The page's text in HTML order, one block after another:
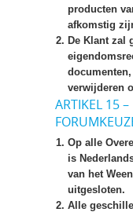
producten
afkomstig
De Klant zal
verwijderen
ARTIKEL 15 –
Op alle
is
van het
uitgesloten.
Alle